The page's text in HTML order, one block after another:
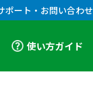
ポート・お問い合わせ
使い方ガイド